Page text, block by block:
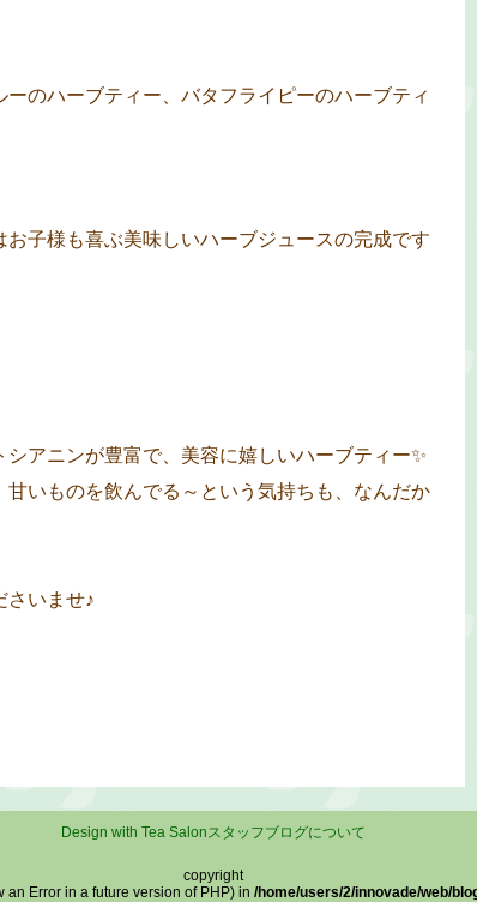
のハーブティー、バタフライピーのハーブティ
子様も喜ぶ美味しいハーブジュースの完成です
アニンが豊富で、美容に嬉しいハーブティー✨
いものを飲んでる～という気持ちも、なんだか
さいませ♪
Design with Tea Salonスタッフブログについて
copyright
Error in a future version of PHP) in /home/users/2/innovade/web/